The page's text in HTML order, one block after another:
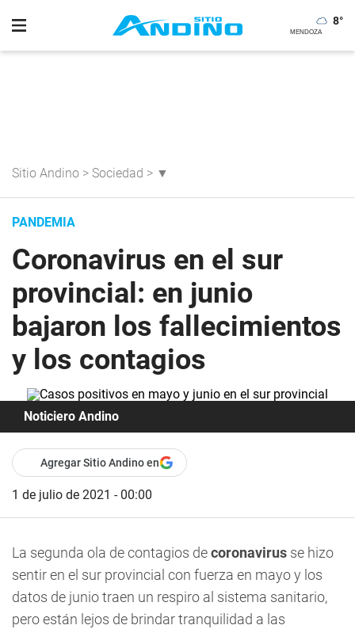
8°
Sitio Andino > Sociedad > ▼
PANDEMIA
Coronavirus en el sur
provincial: en junio
bajaron los fallecimientos
y los contagios
Noticiero Andino
Agregar Sitio Andino en
1 de julio de 2021 - 00:00
La segunda ola de contagios decoronavirus se hizo
sentir en el sur provincial con fuerza en mayo y los
datos de junio traen un respiro al sistema sanitario,
pero están lejos de brindar tranquilidad a las